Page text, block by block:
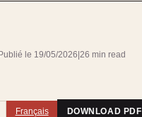
Publié le 19/05/2026 26 min read
Français DOWNLOAD PDF